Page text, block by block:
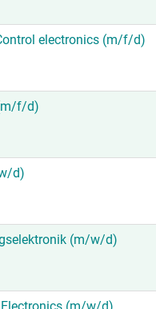
electronics (m/f/d)
f/d)
d)
(m/w/d)